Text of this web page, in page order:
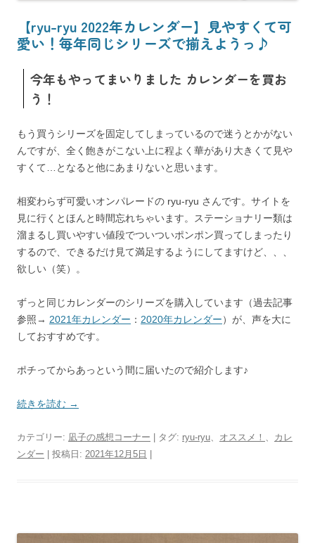
【ryu-ryu 2022年カレンダー】見やすくて可
愛い！毎年同じシリーズで揃えようっ♪
今年もやってまいりました カレンダーを買お
う！
もう買うシリーズを固定してしまっているので迷うとかがない
んですが、全く飽きがこない上に程よく華があり大きくて見や
すくて…となると他にあまりないと思います。
相変わらず可愛いオンパレードの ryu-ryu さんです。サイトを
見に行くとほんと時間忘れちゃいます。ステーショナリー類は
溜まるし買いやすい値段でついついポンポン買ってしまったり
するので、できるだけ見て満足するようにしてますけど、、、
欲しい（笑）。
ずっと同じカレンダーのシリーズを購入しています（過去記事
参照→ 2021年カレンダー ： 2020年カレンダー）が、声を大に
しておすすめです。
ポチってからあっという間に届いたので紹介します♪
続きを読む →
カテゴリー: 凪子の感想コーナー | タグ: ryu-ryu、 オススメ！ 、
カレ
ンダー | 投稿日: 2021年12月5日